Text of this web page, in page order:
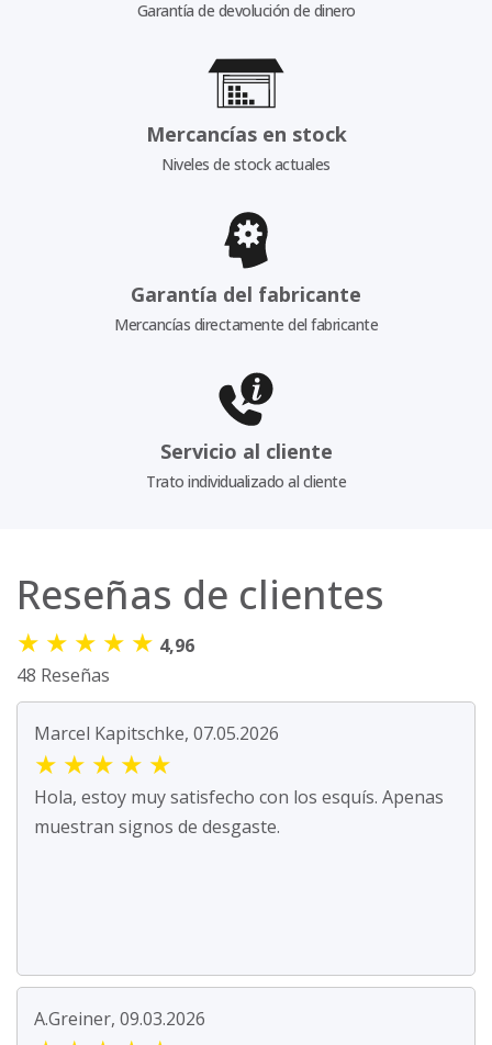
Garantía de devolución de dinero
Mercancías en stock
Niveles de stock actuales
Garantía del fabricante
Mercancías directamente del fabricante
Servicio al cliente
Trato individualizado al cliente
Reseñas de clientes
★ ★ ★ ★ ★ 4,96
48 Reseñas
Marcel Kapitschke, 07.05.2026
★ ★ ★ ★ ★
Hola, estoy muy satisfecho con los esquís. Apenas
muestran signos de desgaste.
A.Greiner, 09.03.2026